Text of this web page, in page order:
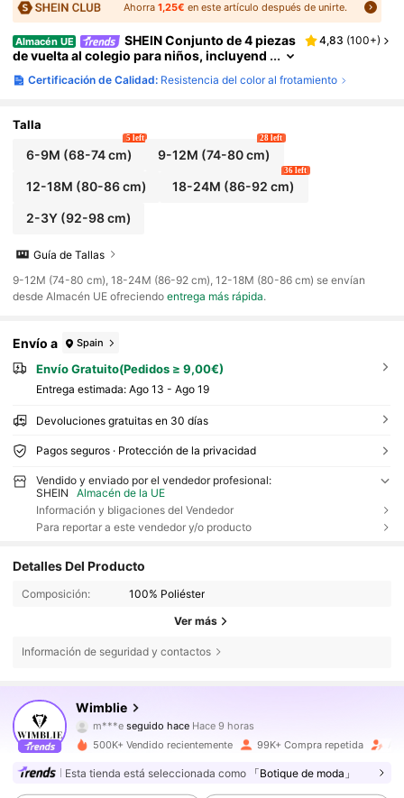
Ahorra 1,25€ en este artículo después de unirte.
Almacén UE
SHEIN Conjunto de 4 piezas
de vuelta al colegio para niños, incluyend
co, blazer de manga larga y pantalones, adec
ompetencias y eventos de los niños
4,83 (100+)
Certificación de Calidad: Resistencia del color al frotamiento
Talla
6-9M (68-74 cm)
5 left
9-12M (74-80 cm)
28 left
12-18M (80-86 cm) 18-24M (86-92 cm)
36 left
2-3Y(92-98 cm)
Guía de Tallas
​9-12M (74-80 cm), 18-24M (86-92 cm), 12-18M (80-86 cm) se envían
desde Almacén UE ofreciendoentrega más rápida.
Envío a Spain
Envío Gratuito(Pedidos ≥ 9,00€)
Entrega estimada: Ago 13 - Ago 19
Devoluciones gratuitas en 30 días
Pagos seguros · Protección de la privacidad
Vendido y enviado por el vendedor profesional:
SHEIN
Almacén de la UE
Información y bligaciones del Vendedor
Para reportar a este vendedor y/o producto
Detalles Del Producto
Composición: 100% Poliéster
Ver más
Información de seguridad y contactos
Wimblie
51K Seguidores
m***eseguido hace
a***5está navegando
4,75
51K Seguidores
500K+ Vendido recientemente 99K+ Compra repetida
Esta tienda está seleccionada como 「Botique de moda」